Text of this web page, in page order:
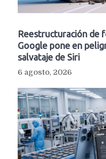
Reestructuración de
Google pone en
salvataje de Siri
6 agosto, 2026